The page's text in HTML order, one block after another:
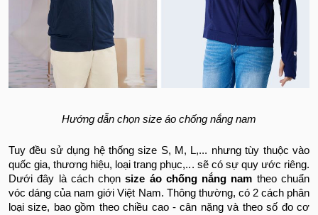
Hướng dẫn chọn size áo chống nắng nam
Tuy đều sử dụng hệ thống size S, M, L,... nhưng tùy thuộc vào
quốc gia, thương hiệu, loại trang phục,... sẽ có sự quy ước riêng.
Dưới đây là cách chọnsize áo chống nắng nam theo chuẩn
vóc dáng của nam giới Việt Nam. Thông thường, có 2 cách phân
loại size, bao gồm theo chiều cao - cân nặng và theo số đo cơ